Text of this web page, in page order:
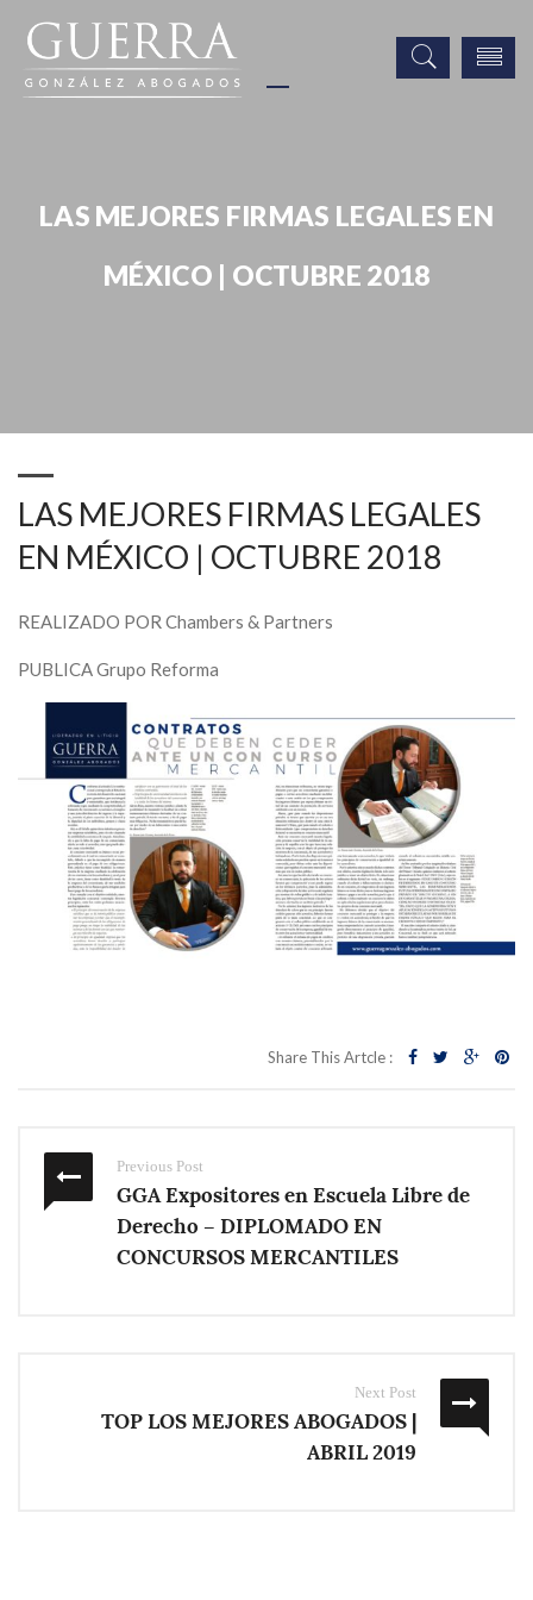
LAS MEJORES FIRMAS LEGALES EN
MÉXICO | OCTUBRE 2018
LAS MEJORES FIRMAS LEGALES
EN MÉXICO | OCTUBRE 2018
REALIZADO POR Chambers & Partners
PUBLICA Grupo Reforma
Share This Artcle :
Previous Post
GGA Expositores en Escuela Libre de
Derecho – DIPLOMADO EN
CONCURSOS MERCANTILES
Next Post
TOP LOS MEJORES ABOGADOS |
ABRIL 2019